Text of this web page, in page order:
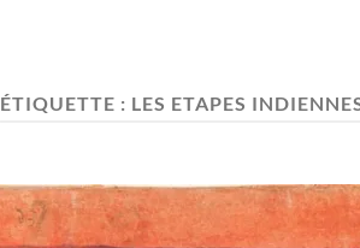
ÉTIQUETTE : LES ETAPES